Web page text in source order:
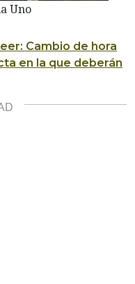
Uno
Cambio de hora
en la que deberán